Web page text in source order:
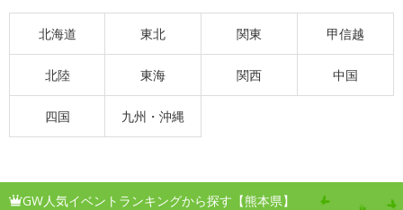
北海道 東北 関東 甲信越
北陸 東海 関西 中国
四国 九州・沖縄
GW人気イベントランキングから探す【熊本県】